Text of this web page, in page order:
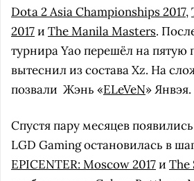
Dota 2 Asia Championships 2017,
2017и The Manila Masters.
турнира Yao перешёл на пятую
вытеснил из состава Xz. На
позвали Жэнь «ELeVeN» Янвэя.
Спустя пару месяцев
LGD Gaming остановилась в
EPICENTER: Moscow 2017и The